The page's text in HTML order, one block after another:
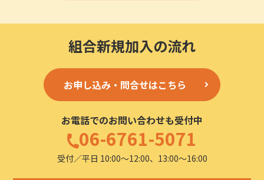
組合新規加入の流れ
お申し込み・問合せはこちら
お電話でのお問い合わせも受付中
06-6761-5071
受付／平日 10:00〜12:00、13:00〜16:00